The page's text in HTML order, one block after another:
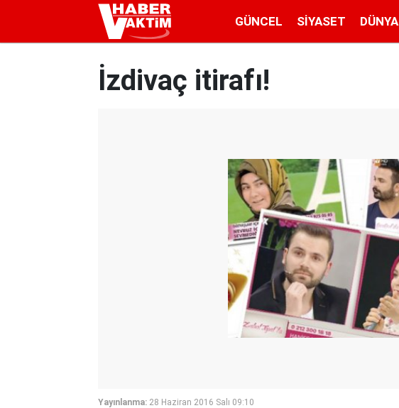
GÜNCEL SIYASET DÜNYA
İzdivaç itirafı!
Yayınlanma: 28 Haziran 2016 Salı 09:10